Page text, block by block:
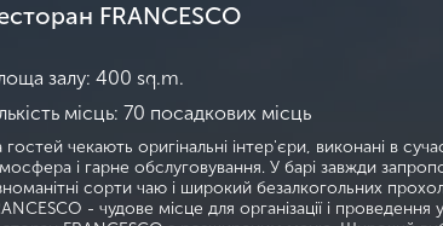
FRANCESCO
залу: 400 sq.m.
місць: 70 посадкових місць
гостей чекають оригінальні інтер'єри, виконані в
і гарне обслуговування. У барі завжди
сорти чаю і широкий безалкогольних
- чудове місце для організації і